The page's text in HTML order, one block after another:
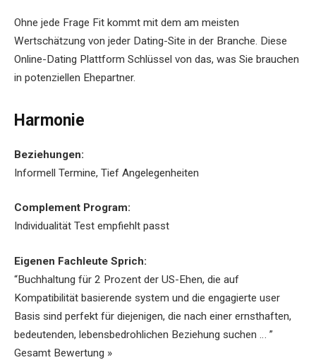
Ohne jede Frage Fit kommt mit dem am meisten
Wertschätzung von jeder Dating-Site in der Branche. Diese
Online-Dating Plattform Schlüssel von das, was Sie brauchen
in potenziellen Ehepartner.
Harmonie
Beziehungen:
Informell Termine, Tief Angelegenheiten
Complement Program:
Individualität Test empfiehlt passt
Eigenen Fachleute Sprich:
“Buchhaltung für 2 Prozent der US-Ehen, die auf
Kompatibilität basierende system und die engagierte user
Basis sind perfekt für diejenigen, die nach einer ernsthaften,
bedeutenden, lebensbedrohlichen Beziehung suchen … ”
Gesamt Bewertung »